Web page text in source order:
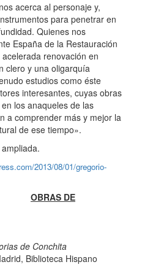
acerca al personaje y,
para penetrar en
Quienes nos
España de la Restauración
renovación en
clero y una oligarquía
estudios como éste
interesantes, cuyas obras
los anaqueles de las
a comprender más y mejor la
de ese tiempo».
2013/08/01/gregorio-
OBRAS DE
de Conchita
Biblioteca Hispano